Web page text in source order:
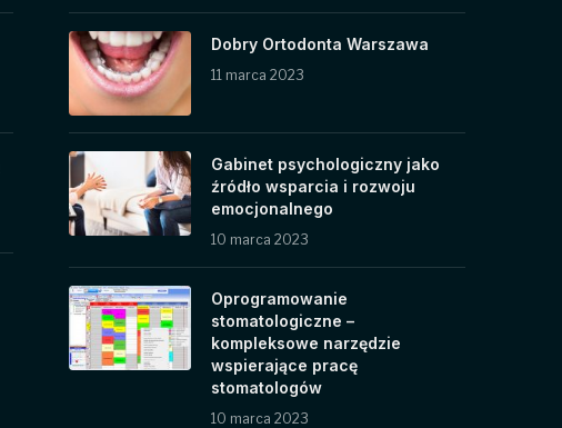
Dobry Ortodonta Warszawa
11 marca 2023
Gabinet psychologiczny jako
źródło wsparcia i rozwoju
emocjonalnego
10 marca 2023
Oprogramowanie
stomatologiczne –
kompleksowe narzędzie
wspierające pracę
stomatologów
10 marca 2023